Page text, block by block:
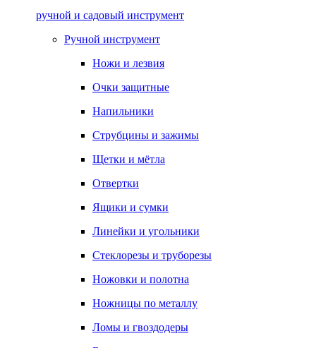
ручной и садовый инструмент
Ручной инструмент
Ножи и лезвия
Очки защитные
Напильники
Струбцины и зажимы
Щетки и мётла
Отвертки
Ящики и сумки
Линейки и угольники
Стеклорезы и труборезы
Ножовки и полотна
Ножницы по металлу
Ломы и гвоздодеры